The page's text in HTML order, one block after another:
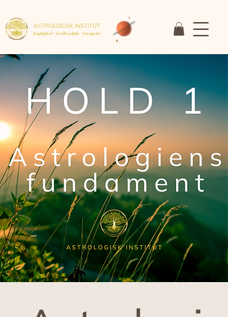
ASTROLOGISK INSTITUT
Faglighed • Fællesskab• Fornyelse